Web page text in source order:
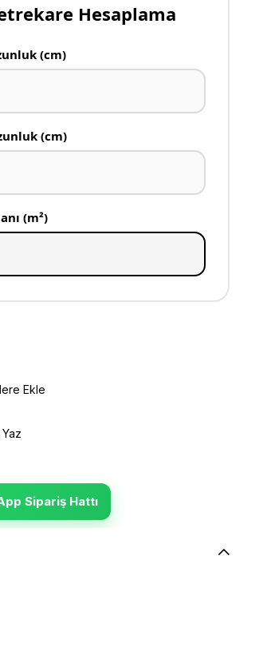
Hesaplama
(cm)
(cm)
(m²)
Ekle
Sipariş Hattı